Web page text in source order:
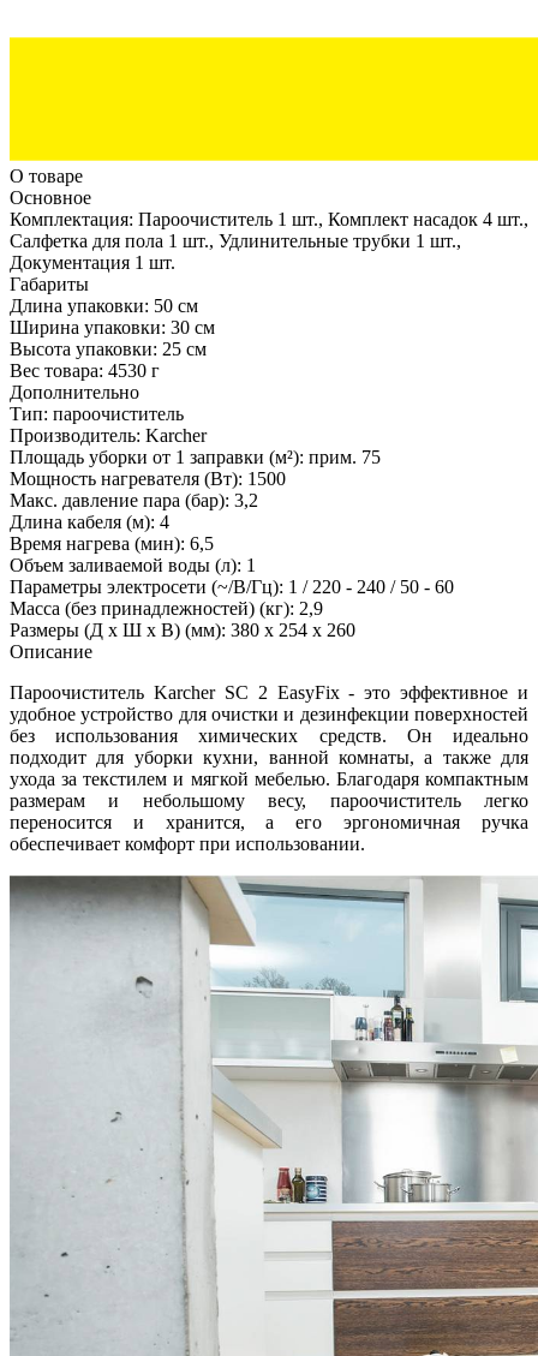
О товаре
Основное
Комплектация: Пароочиститель 1 шт., Комплект насадок 4 шт.,
Салфетка для пола 1 шт., Удлинительные трубки 1 шт.,
Документация 1 шт.
Габариты
Длина упаковки: 50 см
Ширина упаковки: 30 см
Высота упаковки: 25 см
Вес товара: 4530 г
Дополнительно
Тип: пароочиститель
Производитель: Karcher
Площадь уборки от 1 заправки (м²): прим. 75
Мощность нагревателя (Вт): 1500
Макс. давление пара (бар): 3,2
Длина кабеля (м): 4
Время нагрева (мин): 6,5
Объем заливаемой воды (л): 1
Параметры электросети (~/В/Гц): 1 / 220 - 240 / 50 - 60
Масса (без принадлежностей) (кг): 2,9
Размеры (Д х Ш х В) (мм): 380 x 254 x 260
Описание
Пароочиститель Karcher SC 2 EasyFix - это эффективное и
удобное устройство для очистки и дезинфекции поверхностей
без использования химических средств. Он идеально
подходит для уборки кухни, ванной комнаты, а также для
ухода за текстилем и мягкой мебелью. Благодаря компактным
размерам и небольшому весу, пароочиститель легко
переносится и хранится, а его эргономичная ручка
обеспечивает комфорт при использовании.